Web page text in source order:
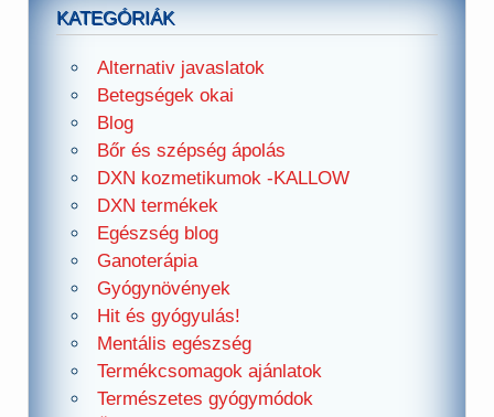
KATEGÓRIÁK
Alternativ javaslatok
Betegségek okai
Blog
Bőr és szépség ápolás
DXN kozmetikumok -KALLOW
DXN termékek
Egészség blog
Ganoterápia
Gyógynövények
Hit és gyógyulás!
Mentális egészség
Termékcsomagok ajánlatok
Természetes gyógymódok